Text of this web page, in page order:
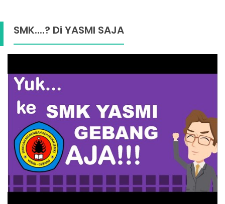
SMK....? Di YASMI SAJA